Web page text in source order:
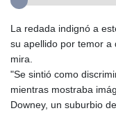
La redada indignó a
su apellido por temor a
mira.
"Se sintió como
mientras mostraba
Downey, un suburbio